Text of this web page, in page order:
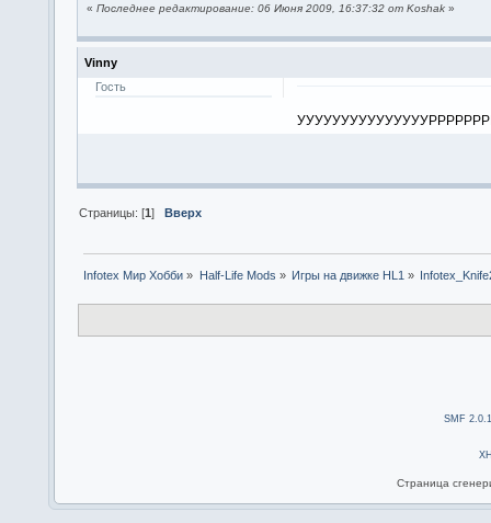
« Последнее редактирование: 06 Июня 2009, 16:37:32 от Koshak »
Vinny
Гость
Страницы: [1]Вверх
Infotex Мир Хобби » Half-Life Mods » Игры на движке HL1 »
SMF
Страница